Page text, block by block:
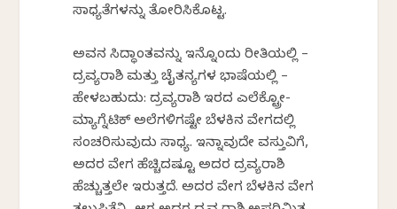
ಸಾಧ್ಯತೆಗಳನ್ನು ತೋರಿಸಿಕೊಟ್ಟ.
ಅವನ ಸಿದ್ಧಾಂತವನ್ನು ಇನ್ನೊಂದು ರೀತಿಯಲ್ಲಿ –
ದ್ರವ್ಯರಾಶಿ ಮತ್ತು ಚೈತನ್ಯಗಳ ಭಾಷೆಯಲ್ಲಿ –
ಹೇಳಬಹುದು: ದ್ರವ್ಯರಾಶಿ ಇರದ ಎಲೆಕ್ಟ್ರೋ-
ಮ್ಯಾಗ್ನೆಟಿಕ್ ಅಲೆಗಳಿಗಷ್ಟೇ ಬೆಳಕಿನ ವೇಗದಲ್ಲಿ
ಸಂಚರಿಸುವುದು ಸಾಧ್ಯ. ಇನ್ನಾವುದೇ ವಸ್ತುವಿಗೆ,
ಅದರ ವೇಗ ಹೆಚ್ಚಿದಷ್ಟೂ ಅದರ ದ್ರವ್ಯರಾಶಿ
ಹೆಚ್ಚುತ್ತಲೇ ಇರುತ್ತದೆ. ಅದರ ವೇಗ ಬೆಳಕಿನ ವೇಗ